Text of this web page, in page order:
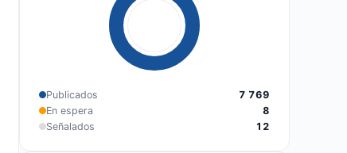
Publicados
7 769
En espera
8
Señalados
12